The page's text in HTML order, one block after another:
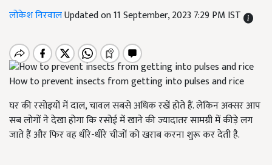
लोकेश निरवालUpdated on 11 September, 2023 7:29 PM IST
How to prevent insects from getting into pulses and rice
घर की रसोइयों में दाल, चावल सबसे अधिक रखें होते हैं. लेकिन अक्सर आप
सब लोगों ने देखा होगा कि रसोई में खाने की ज्यादातर सामग्री में कीड़े लग
जाते हैं और फिर वह धीरे-धीरे चीजों को खराब करना शुरू कर देती है.